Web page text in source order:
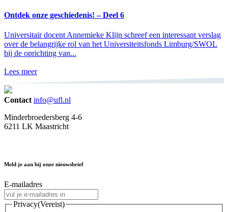
Ontdek onze geschiedenis! – Deel 6
Universitair docent Annemieke Klijn schreef een interessant verslag
over de belangrijke rol van het Universiteitsfonds Limburg/SWOL
bij de oprichting van...
Lees meer
Contact info@ufl.nl
Minderbroedersberg 4-6
6211 LK Maastricht
Meld je aan bij onze nieuwsbrief
E-mailadres
Privacy(Vereist)